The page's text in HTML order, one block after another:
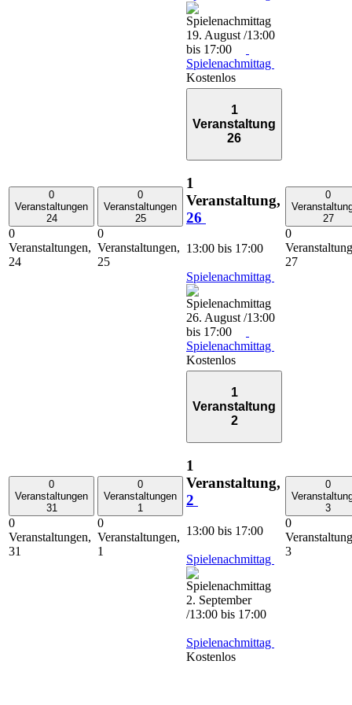
19. August /13:00
bis 17:00
Spielenachmittag
Kostenlos
0
Veranstaltungen
24
0
Veranstaltungen,
24
0
Veranstaltungen
25
0
Veranstaltungen,
25
1
Veranstaltung
26
1
Veranstaltung,
26
13:00 bis 17:00
Spielenachmittag
26. August /13:00
bis 17:00
Spielenachmittag
Kostenlos
0
27
0
27
0
Veranstaltungen
31
0
Veranstaltungen,
31
0
Veranstaltungen
1
0
Veranstaltungen,
1
1
Veranstaltung
2
1
Veranstaltung,
2
13:00 bis 17:00
Spielenachmittag
2. September
/13:00 bis 17:00
Spielenachmittag
Kostenlos
0
3
0
3